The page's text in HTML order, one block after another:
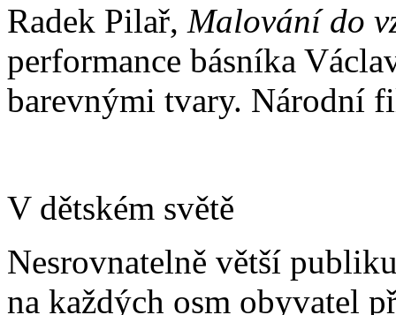
Radek Pilař, Malování do
performance básníka
barevnými tvary. Národní
V dětském světě
Nesrovnatelně větší
na každých osm obyvatel